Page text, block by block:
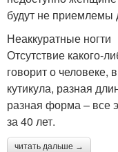
будут не приемлемы
Неаккуратные ногти
Отсутствие какого-
говорит о человеке,
кутикула, разная
разная форма – все
за 40 лет.
читать дальше →